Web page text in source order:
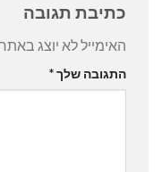
כתיבת תגובה
האימייל לא יוצג
התגובה שלך*